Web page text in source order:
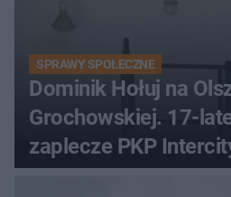
SPRAWY SPOŁECZNE
Dominik Hołuj na
Grochowskiej. 17-
zaplecze PKP